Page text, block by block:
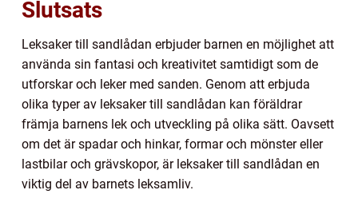
Slutsats
Leksaker till sandlådan erbjuder barnen en möjlighet att
använda sin fantasi och kreativitet samtidigt som de
utforskar och leker med sanden. Genom att erbjuda
olika typer av leksaker till sandlådan kan föräldrar
främja barnens lek och utveckling på olika sätt. Oavsett
om det är spadar och hinkar, formar och mönster eller
lastbilar och grävskopor, är leksaker till sandlådan en
viktig del av barnets leksamliv.